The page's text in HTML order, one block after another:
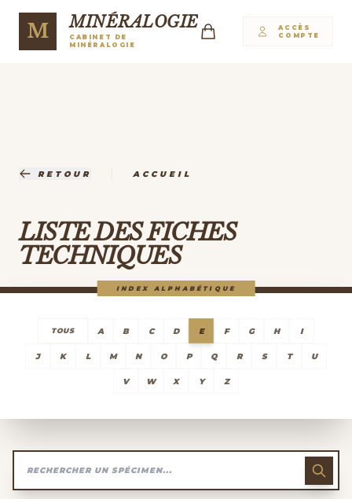
M MINÉRALOGIE
CABINET DE
MINÉRALOGIE
ACCÈS
COMPTE
RETOUR ACCUEIL
LISTE DES FICHES
TECHNIQUES
INDEX ALPHABÉTIQUE
TOUS A B C D E F G H I
J K L M N O P Q R S T U
V W X Y Z